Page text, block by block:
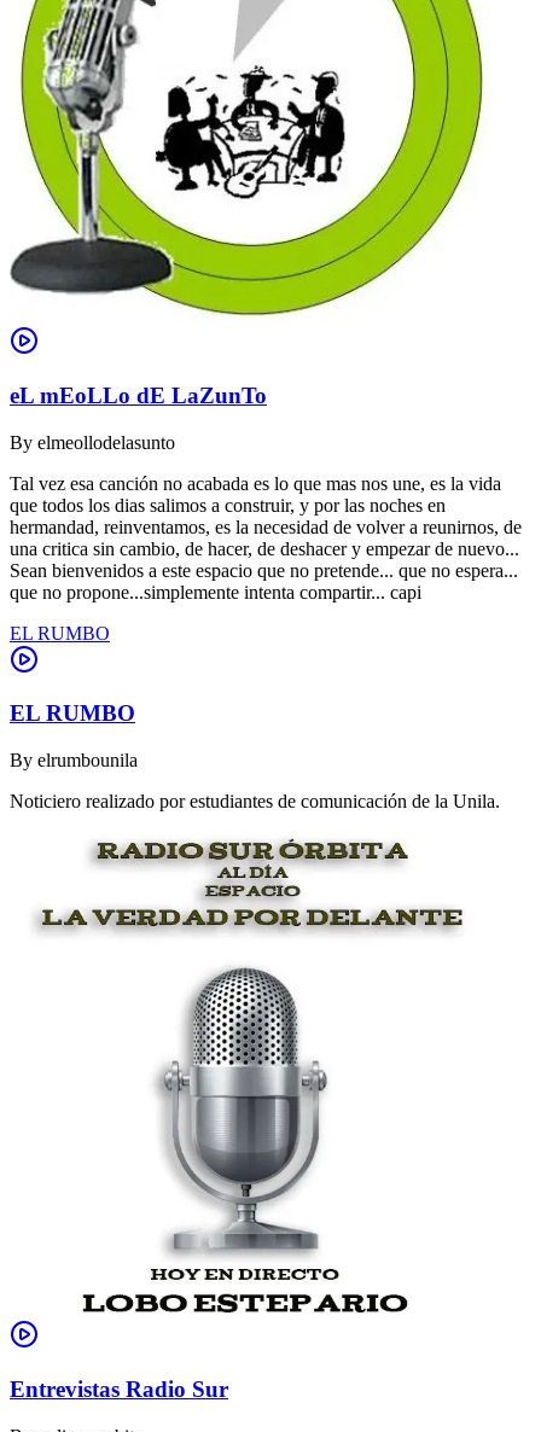
eL mEoLLo dE LaZunTo
By elmeollodelasunto
Tal vez esa canción no acabada es lo que mas nos une, es la vida
que todos los dias salimos a construir, y por las noches en
hermandad, reinventamos, es la necesidad de volver a reunirnos, de
una critica sin cambio, de hacer, de deshacer y empezar de nuevo...
Sean bienvenidos a este espacio que no pretende... que no espera...
que no propone...simplemente intenta compartir... capi
EL RUMBO
EL RUMBO
By elrumbounila
Noticiero realizado por estudiantes de comunicación de la Unila.
Entrevistas Radio Sur